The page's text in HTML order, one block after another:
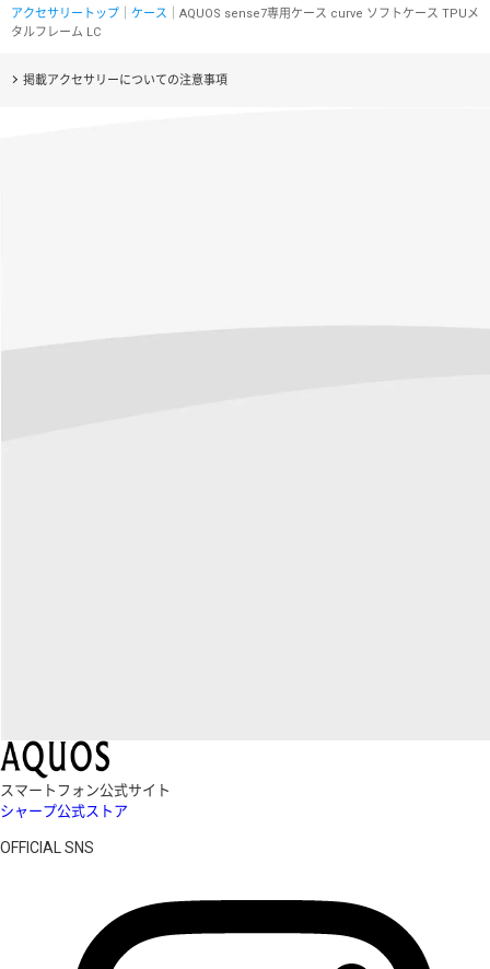
アクセサリートップ ケース ｜AQUOS sense7専用ケース curve ソフトケース TPUメ
タルフレーム LC
掲載アクセサリーについての注意事項
スマートフォン公式サイト
シャープ公式ストア
OFFICIAL SNS